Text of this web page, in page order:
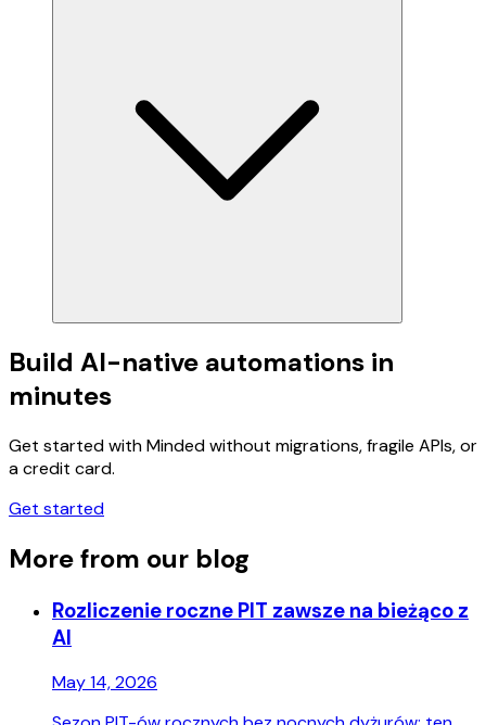
Build AI-native automations in
minutes
Get started with Minded without migrations, fragile APIs, or
a credit card.
Get started
More from our blog
Rozliczenie roczne PIT zawsze na bieżąco z
AI
May 14, 2026